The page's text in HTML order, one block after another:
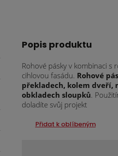
Popis produktu
Rohové pásky v kombinaci s
cihlovou fasádu. Rohové
překladech, kolem dveří,
obkladech sloupků.
doladíte svůj projekt
Přidat k oblíbeným